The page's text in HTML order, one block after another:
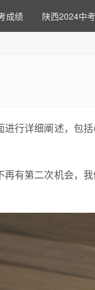
成绩 陕西2024中
行详细阐述，包
有第二次机会，